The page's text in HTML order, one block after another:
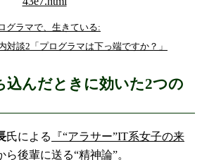
グラマで、生きている:
対談2「プログラマは下っ端ですか？」
込んだときに効いた2つの
氏による
『“アラサー”IT系女子の来
ら後輩に送る“精神論”。